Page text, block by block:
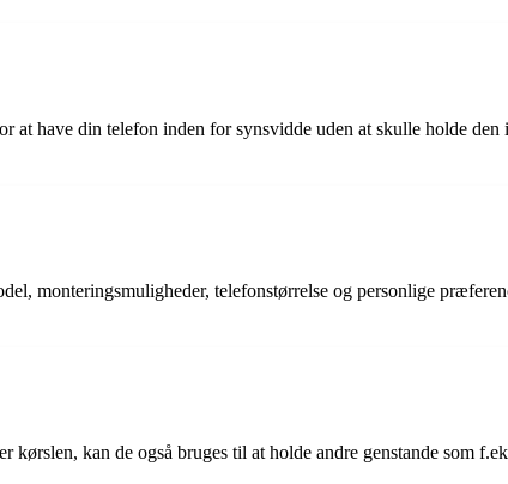
have din telefon inden for synsvidde uden at skulle holde
monteringsmuligheder, telefonstørrelse og personlige
kan de også bruges til at holde andre genstande som